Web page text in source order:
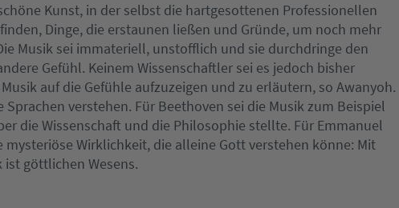
Kunst, in der selbst die hartgesottenen Professionellen
Dinge, die erstaunen ließen und Gründe, um noch mehr
Musik sei immateriell, unstofflich und sie durchdringe den
Gefühl. Keinem Wissenschaftler sei es jedoch bisher
auf die Gefühle aufzuzeigen und zu erläutern, so Awanyoh.
verstehen. Für Beethoven sei die Musik zum Beispiel
die Wissenschaft und die Philosophie stellte. Für Emmanuel
Wirklichkeit, die alleine Gott verstehen könne: Mit
göttlichen Wesens.